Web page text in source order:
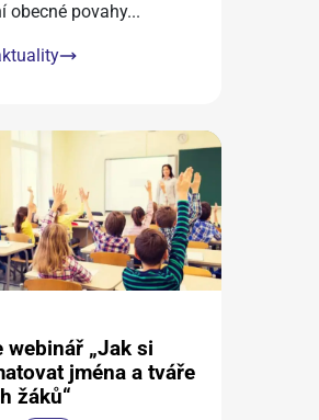
obecné povahy...
webinář „Jak si
jména a tváře
žáků“